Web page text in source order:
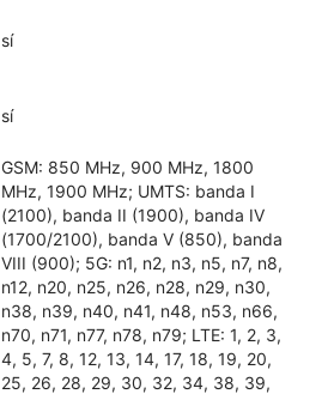
sí
sí
GSM: 850 MHz, 900 MHz, 1800
MHz, 1900 MHz; UMTS: banda I
(2100), banda II (1900), banda IV
(1700/2100), banda V (850), banda
VIII (900); 5G: n1, n2, n3, n5, n7, n8,
n12, n20, n25, n26, n28, n29, n30,
n38, n39, n40, n41, n48, n53, n66,
n70, n71, n77, n78, n79; LTE: 1, 2, 3,
4, 5, 7, 8, 12, 13, 14, 17, 18, 19, 20,
25, 26, 28, 29, 30, 32, 34, 38, 39,